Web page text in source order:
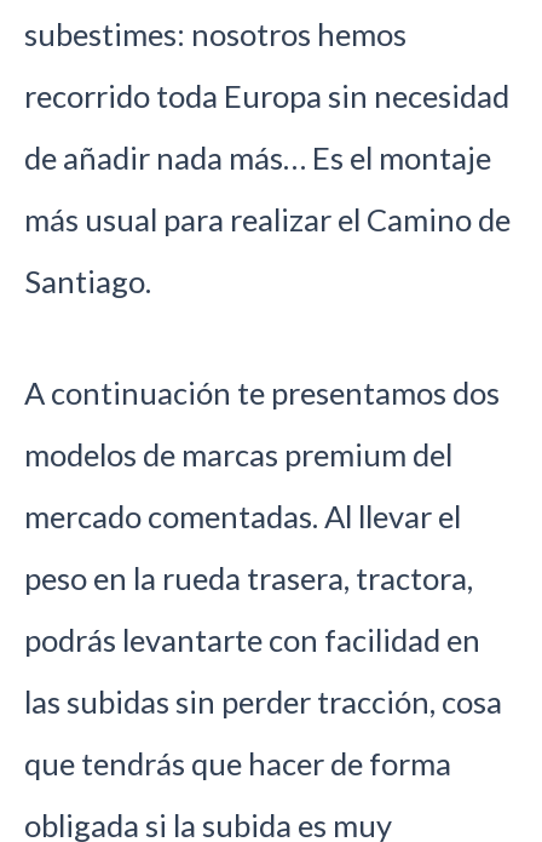
subestimes: nosotros hemos
recorrido toda Europa sin necesidad
de añadir nada más… Es el montaje
más usual para realizar el Camino de
Santiago.
A continuación te presentamos dos
modelos de marcas premium del
mercado comentadas. Al llevar el
peso en la rueda trasera, tractora,
podrás levantarte con facilidad en
las subidas sin perder tracción, cosa
que tendrás que hacer de forma
obligada si la subida es muy